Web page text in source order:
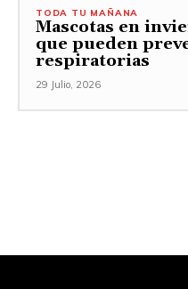
TODA TU MAÑANA
Mascotas en
que pueden
respiratorias
29 Julio, 2026